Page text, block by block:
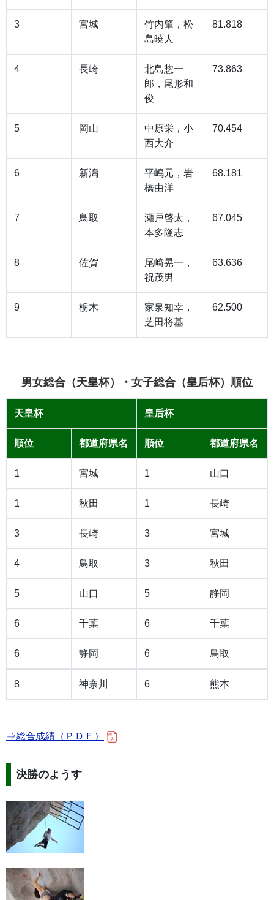
3 宮城
竹内肇，松
島暁人
81.818
4 長崎
北島惣一
郎，尾形和
俊
73.863
5 岡山
中原栄，小
西大介
70.454
6 新潟
平嶋元，岩
橋由洋
68.181
7 鳥取
瀬戸啓太，
本多隆志
67.045
8 佐賀
尾崎晃一，
祝茂男
63.636
9 栃木
家泉知幸，
芝田将基
62.500
男女総合（天皇杯）・女子総合（皇后杯）順位
天皇杯 皇后杯
順位 都道府県名 順位 都道府県名
1 宮城 1 山口
1 秋田 1 長崎
3 長崎 3 宮城
4 鳥取 3 秋田
5 山口 5 静岡
6 千葉 6 千葉
6 静岡 6 鳥取
8 神奈川 6 熊本
⇒総合成績（ＰＤＦ）
決勝のようす